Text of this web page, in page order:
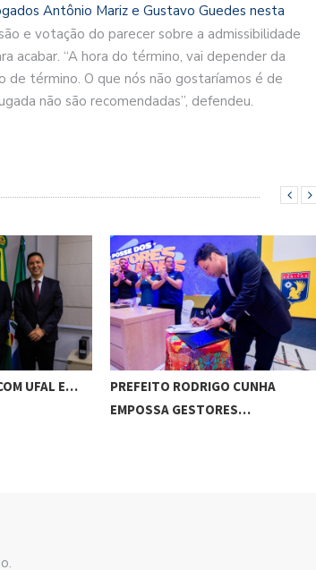
Antônio Mariz e Gustavo Guedes nesta
e votação do parecer sobre a admissibilidade
acabar. “A hora do término, vai depender da
de término. O que nós não gostaríamos é de
não são recomendadas”, defendeu.
UFAL E…
PREFEITO RODRIGO CUNHA
EMPOSSA GESTORES…